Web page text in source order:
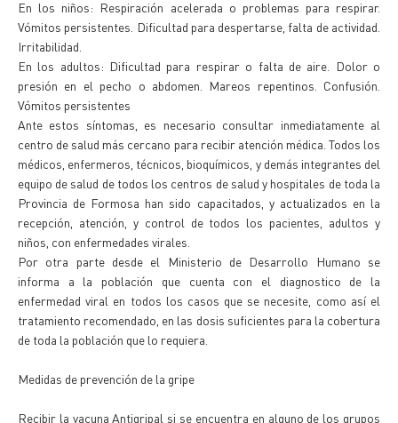
En los niños: Respiración acelerada o problemas para respirar.
Vómitos persistentes. Dificultad para despertarse, falta de actividad.
Irritabilidad.
En los adultos: Dificultad para respirar o falta de aire. Dolor o
presión en el pecho o abdomen. Mareos repentinos. Confusión.
Vómitos persistentes
Ante estos síntomas, es necesario consultar inmediatamente al
centro de salud más cercano para recibir atención médica. Todos los
médicos, enfermeros, técnicos, bioquímicos, y demás integrantes del
equipo de salud de todos los centros de salud y hospitales de toda la
Provincia de Formosa han sido capacitados, y actualizados en la
recepción, atención, y control de todos los pacientes, adultos y
niños, con enfermedades virales.
Por otra parte desde el Ministerio de Desarrollo Humano se
informa a la población que cuenta con el diagnostico de la
enfermedad viral en todos los casos que se necesite, como así el
tratamiento recomendado, en las dosis suficientes para la cobertura
de toda la población que lo requiera.
Medidas de prevención de la gripe
Recibir la vacuna Antigripal si se encuentra en alguno de los grupos